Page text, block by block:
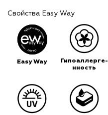
Свойства Easy Way
Easy Way
Гипоаллерге-
нность